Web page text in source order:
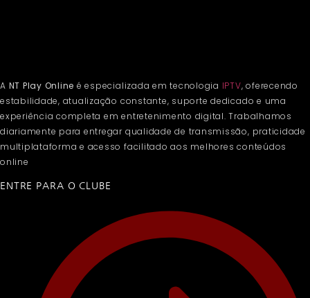
A NT Play Online é especializada em tecnologia IPTV, oferecendo
estabilidade, atualização constante, suporte dedicado e uma
experiência completa em entretenimento digital. Trabalhamos
diariamente para entregar qualidade de transmissão, praticidade
multiplataforma e acesso facilitado aos melhores conteúdos
online
ENTRE PARA O CLUBE